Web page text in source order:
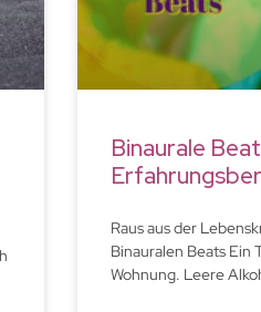
Binaurale
Raus aus der
Binauralen Beats Ein
Wohnung. Leere